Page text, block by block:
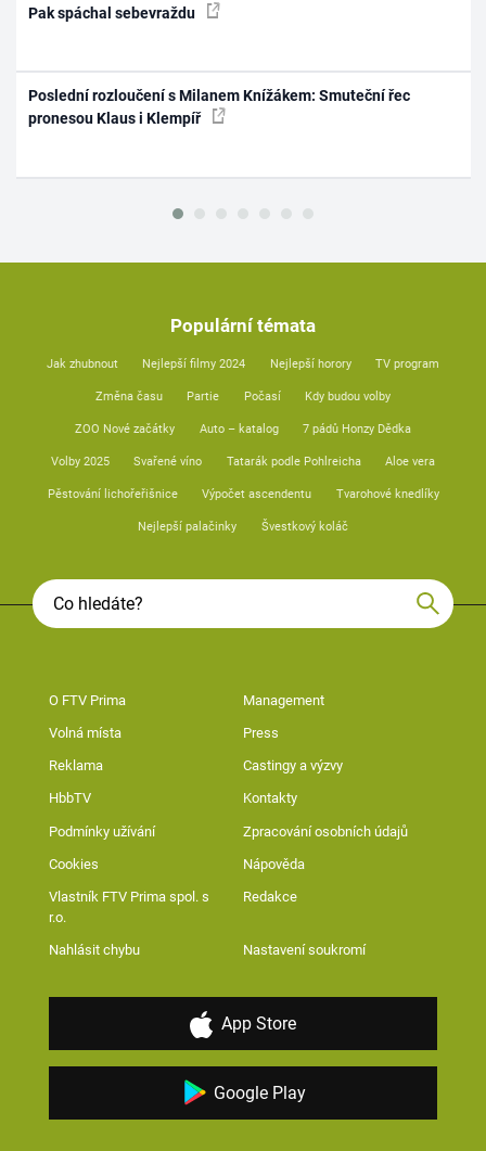
Pak spáchal sebevraždu
Poslední rozloučení s Milanem Knížákem: Smuteční řec
pronesou Klaus i Klempíř
Populární témata
Jak zhubnout Nejlepší filmy 2024 Nejlepší horory TV program
Změna času Partie Počasí Kdy budou volby
ZOO Nové začátky Auto – katalog 7 pádů Honzy Dědka
Volby 2025 Svařené víno Tatarák podle Pohlreicha Aloe vera
Pěstování lichořeřišnice Výpočet ascendentu Tvarohové knedlíky
Nejlepší palačinky Švestkový koláč
O FTV Prima Management
Volná místa Press
Reklama Castingy a výzvy
HbbTV Kontakty
Podmínky užívání Zpracování osobních údajů
Cookies Nápověda
Vlastník FTV Prima spol. s
r.o.
Redakce
Nahlásit chybu Nastavení soukromí
App Store
Google Play